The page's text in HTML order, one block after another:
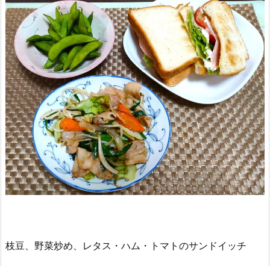
枝豆、野菜炒め、レタス・ハム・トマトのサンドイッチ